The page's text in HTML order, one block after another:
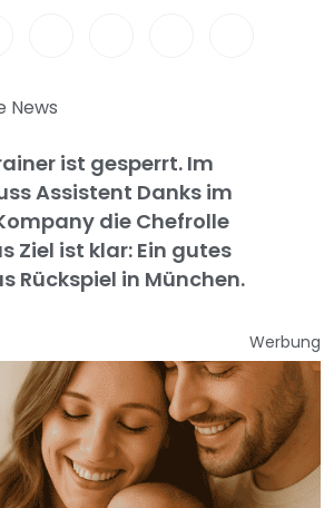
News
ist gesperrt. Im
Assistent Danks im
die Chefrolle
Ziel ist klar: Ein gutes
Rückspiel in München.
Werbung